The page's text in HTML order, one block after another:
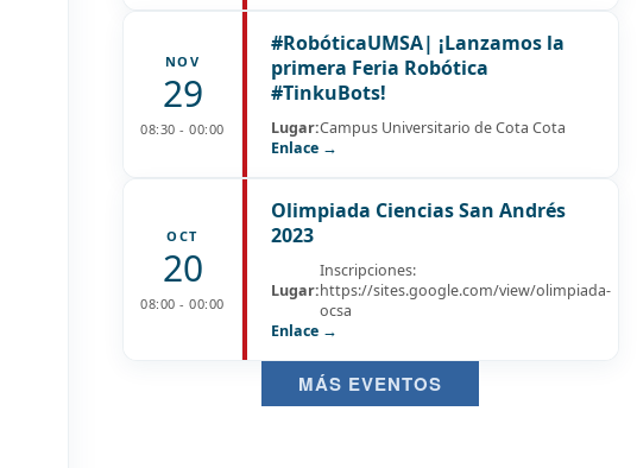
NOV
29
08:30 - 00:00
#RobóticaUMSA| ¡Lanzamos la
primera Feria Robótica
#TinkuBots!
Lugar:Campus Universitario de Cota Cota
Enlace →
OCT
20
08:00 - 00:00
Olimpiada Ciencias San Andrés
2023
Lugar:
Inscripciones:
https://sites.google.com/view/olimpiada-
ocsa
Enlace →
MÁS EVENTOS